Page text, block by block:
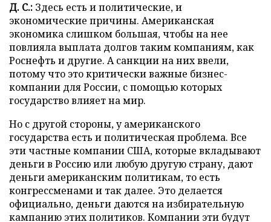
Д. С.: Здесь есть и политические, и
экономические причины. Американская
экономика слишком большая, чтобы на нее
повлияла выплата долгов таким компаниям, как
Роснефть и другие. А санкции на них ввели,
потому что это критически важные бизнес-
компании для России, с помощью которых
государство влияет на мир.
Но с другой стороны, у американского
государства есть и политическая проблема. Все
эти частные компании США, которые вкладывают
деньги в Россию или любую другую страну, дают
деньги американским политикам, то есть
конгрессменами и так далее. Это делается
официально, деньги даются на избирательную
кампанию этих политиков. Компании эти будут